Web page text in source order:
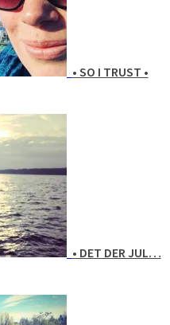
• SO I TRUST •
• DET DER JUL…